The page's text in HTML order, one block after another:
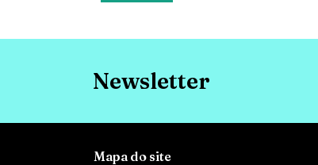
Newsletter
Mapa do site